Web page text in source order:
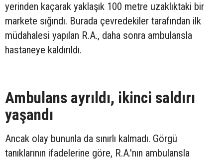
yerinden kaçarak yaklaşık 100 metre uzaklıktaki bir
markete sığındı. Burada çevredekiler tarafından ilk
müdahalesi yapılan R.A., daha sonra ambulansla
hastaneye kaldırıldı.
Ambulans ayrıldı, ikinci saldırı
yaşandı
Ancak olay bununla da sınırlı kalmadı. Görgü
tanıklarının ifadelerine göre, R.A.'nın ambulansla